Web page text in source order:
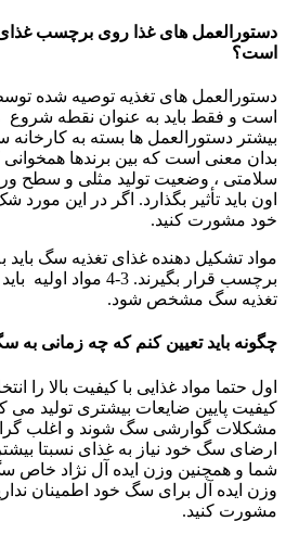
دستورالعمل های غذا روی برچسب
است؟
دستورالعمل های تغذیه توصیه شده
است و فقط باید به عنوان نقطه شروع
بیشتر دستورالعمل ها بسته به
بدان معنی است که بین برندها
سلامتی ، وضعیت تولید مثلی و سطح
اون باید تأثیر بگذارد. اگر در این
خود مشورت کنید.
مواد تشکیل دهنده غذای تغذیه سگ باید
برچسب قرار بگیرند. 3-4
تغذیه سگ مشخص شود.
چگونه باید تعیین کنم که چه زمانی به
اول حتما مواد غذایی با کیفیت بالا را
کیفیت پایین ضایعات بیشتری تولید می
مشکلات گوارشی سگ شوند و اغلب
ارضای سگ خود نیاز به غذای نسبتا
شما و همچنین وزن ایده آل نژاد خاص
وزن ایده آل برای سگ خود اطمینان
مشورت کنید.